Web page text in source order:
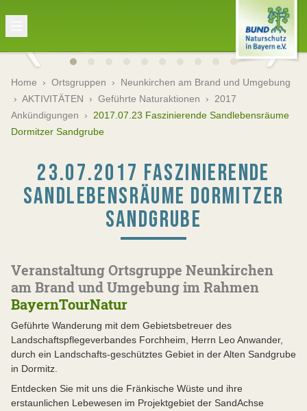
Home › Ortsgruppen › Neunkirchen am Brand und Umgebung
› AKTIVITÄTEN › Geführte Naturaktionen › 2017
Ankündigungen › 2017.07.23 Faszinierende Sandlebensräume
Dormitzer Sandgrube
23.07.2017 FASZINIERENDE
SANDLEBENSRÄUME DORMITZER
SANDGRUBE
Veranstaltung Ortsgruppe Neunkirchen
am Brand und Umgebung im Rahmen
BayernTourNatur
Geführte Wanderung mit dem Gebietsbetreuer des
Landschaftspflegeverbandes Forchheim, Herrn Leo Anwander,
durch ein Landschafts-geschütztes Gebiet in der Alten Sandgrube
in Dormitz.
Entdecken Sie mit uns die Fränkische Wüste und ihre
erstaunlichen Lebewesen im Projektgebiet der SandAchse